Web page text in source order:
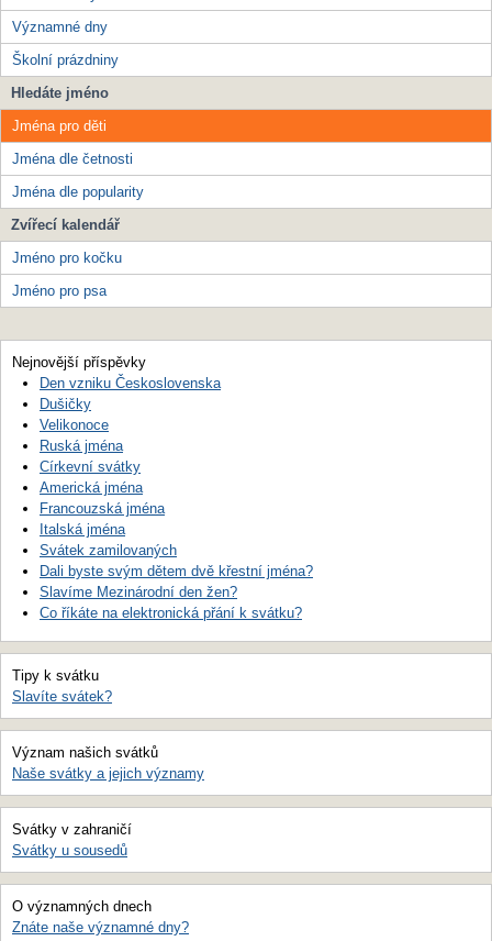
Významné dny
Školní prázdniny
Hledáte jméno
Jména pro děti
Jména dle četnosti
Jména dle popularity
Zvířecí kalendář
Jméno pro kočku
Jméno pro psa
Nejnovější příspěvky
Den vzniku Československa
Dušičky
Velikonoce
Ruská jména
Církevní svátky
Americká jména
Francouzská jména
Italská jména
Svátek zamilovaných
Dali byste svým dětem dvě křestní jména?
Slavíme Mezinárodní den žen?
Co říkáte na elektronická přání k svátku?
Tipy k svátku
Slavíte svátek?
Význam našich svátků
Naše svátky a jejich významy
Svátky v zahraničí
Svátky u sousedů
O významných dnech
Znáte naše významné dny?